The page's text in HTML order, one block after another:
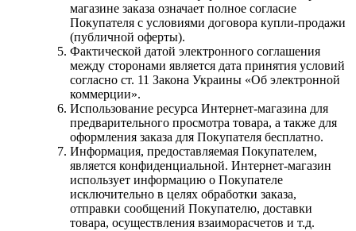
магазине заказа означает полное согласие
Покупателя с условиями договора купли-продажи
(публичной оферты).
Фактической датой электронного соглашения
между сторонами является дата принятия условий
согласно ст. 11 Закона Украины «Об электронной
коммерции».
Использование ресурса Интернет-магазина для
предварительного просмотра товара, а также для
оформления заказа для Покупателя бесплатно.
Информация, предоставляемая Покупателем,
является конфиденциальной. Интернет-магазин
использует информацию о Покупателе
исключительно в целях обработки заказа,
отправки сообщений Покупателю, доставки
товара, осуществления взаиморасчетов и т.д.